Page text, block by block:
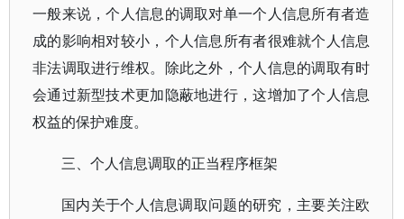
一般来说，个人信息的调取对单一个人信息所有者造
成的影响相对较小，个人信息所有者很难就个人信息
非法调取进行维权。除此之外，个人信息的调取有时
会通过新型技术更加隐蔽地进行，这增加了个人信息
权益的保护难度。
三、个人信息调取的正当程序框架
国内关于个人信息调取问题的研究，主要关注欧